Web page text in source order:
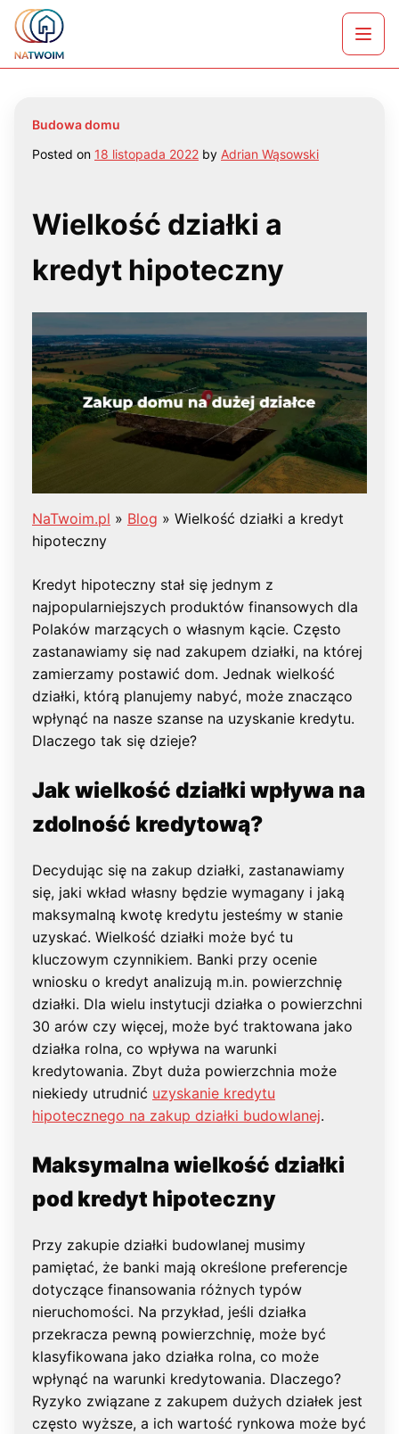
Skip
content
Wybierzmy razem najlepszy kredyt hipoteczny w
Warszawie
menu
Budowa domu
Posted on 18 listopada 2022 by Adrian Wąsowski
Wielkość działki a
kredyt hipoteczny
NaTwoim.pl » Blog » Wielkość działki a kredyt
hipoteczny
Kredyt hipoteczny stał się jednym z
najpopularniejszych produktów finansowych dla
Polaków marzących o własnym kącie. Często
zastanawiamy się nad zakupem działki, na której
zamierzamy postawić dom. Jednak wielkość
działki, którą planujemy nabyć, może znacząco
wpłynąć na nasze szanse na uzyskanie kredytu.
Dlaczego tak się dzieje?
Jak wielkość działki wpływa na
zdolność kredytową?
Decydując się na zakup działki, zastanawiamy
się, jaki wkład własny będzie wymagany i jaką
maksymalną kwotę kredytu jesteśmy w stanie
uzyskać. Wielkość działki może być tu
kluczowym czynnikiem. Banki przy ocenie
wniosku o kredyt analizują m.in. powierzchnię
działki. Dla wielu instytucji działka o powierzchni
30 arów czy więcej, może być traktowana jako
działka rolna, co wpływa na warunki
kredytowania. Zbyt duża powierzchnia może
niekiedy utrudnić uzyskanie kredytu
hipotecznego na zakup działki budowlanej.
Maksymalna wielkość działki
pod kredyt hipoteczny
Przy zakupie działki budowlanej musimy
pamiętać, że banki mają określone preferencje
dotyczące finansowania różnych typów
nieruchomości. Na przykład, jeśli działka
przekracza pewną powierzchnię, może być
klasyfikowana jako działka rolna, co może
wpłynąć na warunki kredytowania. Dlaczego?
Ryzyko związane z zakupem dużych działek jest
często wyższe, a ich wartość rynkowa może być